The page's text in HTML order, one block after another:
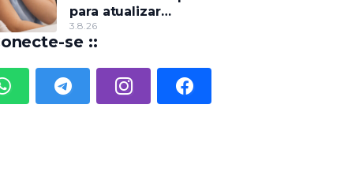
para atualizar
caderneta de
crianças e
3.8.26
se ::